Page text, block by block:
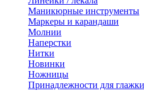
Маникюрные инструменты
Маркеры и карандаши
Молнии
Наперстки
Нитки
Новинки
Ножницы
Принадлежности для глажки